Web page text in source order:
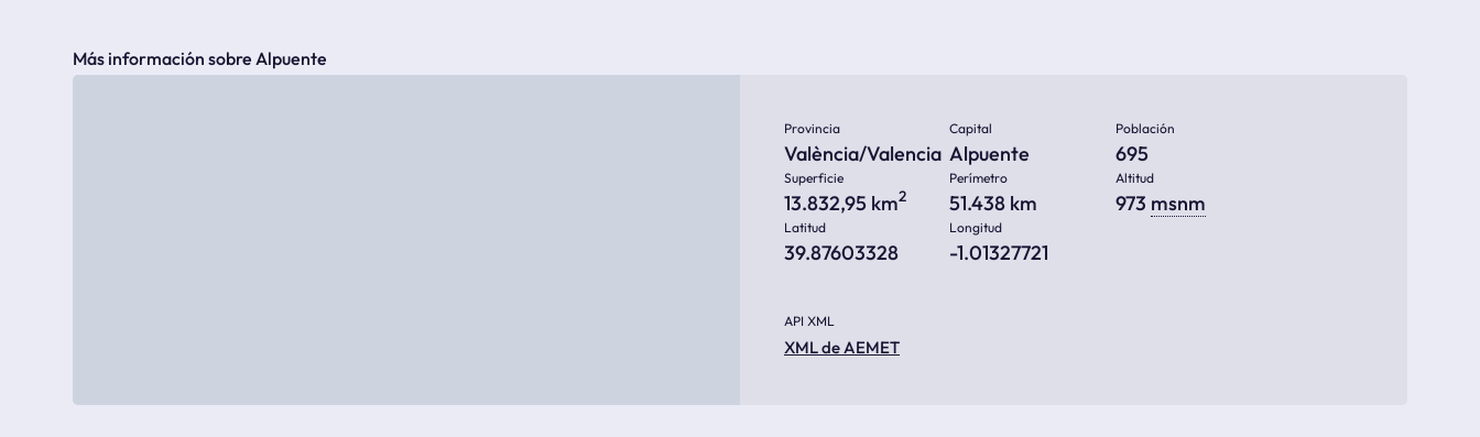
Más información sobre Alpuente
Provincia
València/Valencia
Capital
Alpuente
Población
695
Superficie
13.832,95 km2
Perímetro
51.438 km
Altitud
973 msnm
Latitud
39.87603328
Longitud
-1.01327721
API XML
XML de AEMET